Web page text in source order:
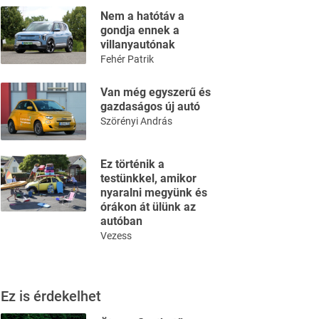
Nem a hatótáv a
gondja ennek a
villanyautónak
Fehér Patrik
Van még egyszerű és
gazdaságos új autó
Szörényi András
Ez történik a
testünkkel, amikor
nyaralni megyünk és
órákon át ülünk az
autóban
Vezess
Ez is érdekelhet